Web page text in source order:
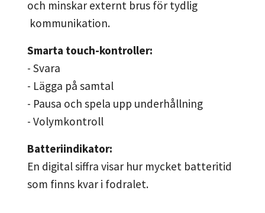
och minskar externt brus för tydlig
kommunikation.
Smarta touch-kontroller:
- Svara
- Lägga på samtal
- Pausa och spela upp underhållning
- Volymkontroll
Batteriindikator:
En digital siffra visar hur mycket batteritid
som finns kvar i fodralet.